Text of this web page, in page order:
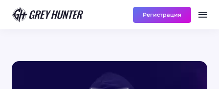
UA Работа
Регистрация